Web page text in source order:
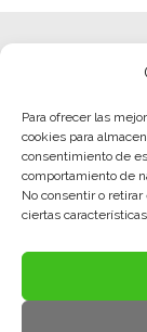
Para ofrecer las
cookies para
consentimiento de
comportamiento de
No consentir o
ciertas